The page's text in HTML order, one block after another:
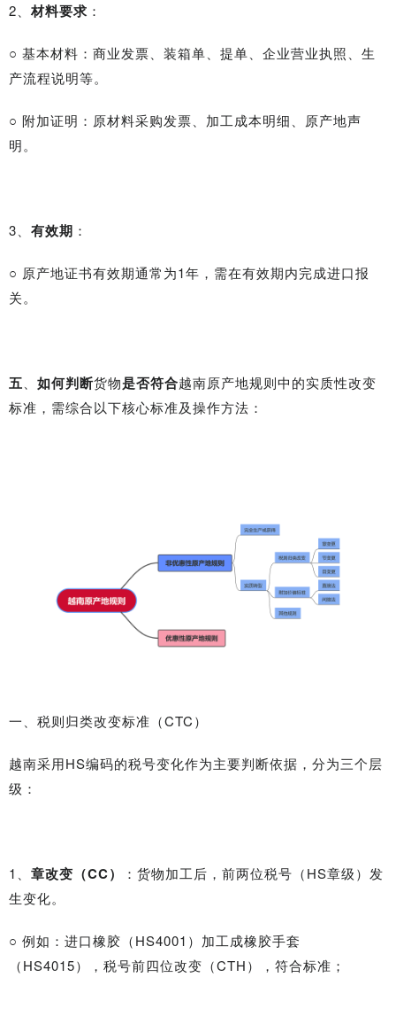
2、 材料要求 ：
○ 基本材料：商业发票、装箱单、提单、企业营业执照、生
产流程说明等。
○ 附加证明：原材料采购发票、加工成本明细、原产地声
明。
3、 有效期 ：
○ 原产地证书有效期通常为1年，需在有效期内完成进口报
关。
五 如何判断货物是否符合越南原产地规则中的实质性改变
标准，需综合以下核心标准及操作方法：
一、税则归类改变标准（CTC）
越南采用HS编码的税号变化作为主要判断依据，分为三个层
级：
1、 章改变（CC）
：货物加工后，前两位税号（HS章级）发
生变化。
○ 例如：进口橡胶（HS4001）加工成橡胶手套
（HS4015），税号前四位改变（CTH），符合标准；